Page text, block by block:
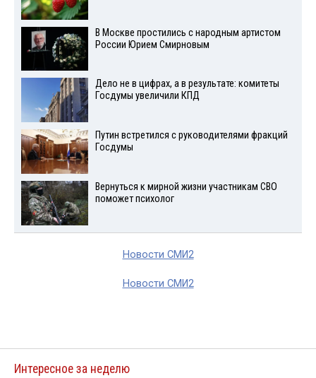
В Москве простились с народным артистом
России Юрием Смирновым
Дело не в цифрах, а в результате: комитеты
Госдумы увеличили КПД
Путин встретился с руководителями фракций
Госдумы
Вернуться к мирной жизни участникам СВО
поможет психолог
Новости СМИ2
Новости СМИ2
Интересное за неделю